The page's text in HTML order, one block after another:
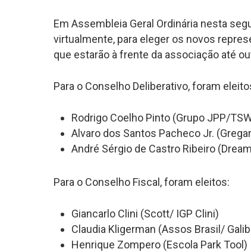
Em Assembleia Geral Ordinária nesta
virtualmente, para eleger os novos
que estarão à frente da associação até
Para o Conselho Deliberativo, foram
Rodrigo Coelho Pinto (Grupo JPP/
Alvaro dos Santos Pacheco Jr.
André Sérgio de Castro Ribeiro
Para o Conselho Fiscal, foram eleitos:
Giancarlo Clini (Scott/ IGP Clini)
Claudia Kligerman (Assos Brasil/
Henrique Zompero (Escola Park Tool)